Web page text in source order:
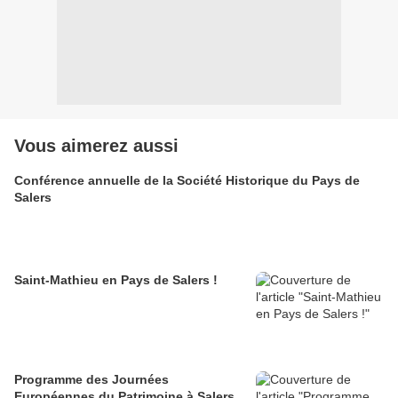
Vous aimerez aussi
Conférence annuelle de la Société Historique du Pays de
Salers
Saint-Mathieu en Pays de Salers !
Programme des Journées